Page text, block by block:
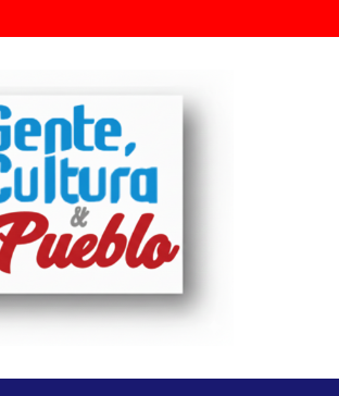
y Pueblo
que agradar con adulaciones